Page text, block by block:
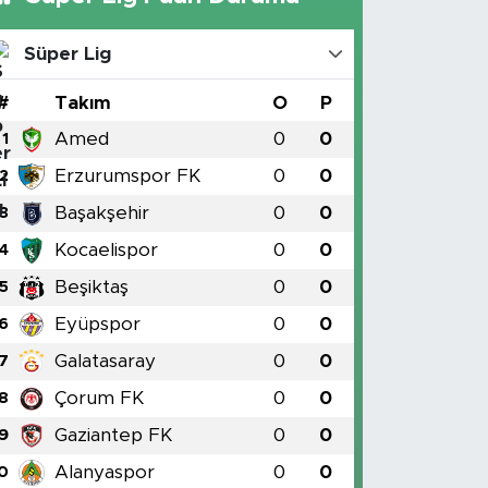
Süper Lig
Takım O P
1 Amed 0 0
2 Erzurumspor FK 0 0
3 Başakşehir 0 0
Kocaelispor 0 0
5 Beşiktaş 0 0
Eyüpspor 0 0
Galatasaray 0 0
Çorum FK 0 0
Gaziantep FK 0 0
Alanyaspor 0 0